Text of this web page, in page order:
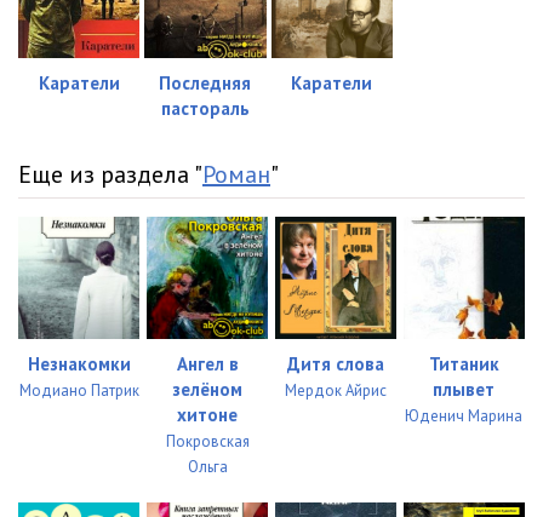
Каратели
Последняя
пастораль
Каратели
Еще из раздела "Роман"
Незнакомки
Модиано Патрик
Ангел в
зелёном
хитоне
Покровская
Ольга
Дитя слова
Мердок Айрис
Титаник
плывет
Юденич Марина